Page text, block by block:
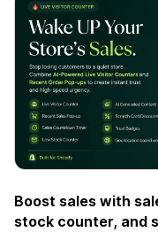
Boost sales with
stock counter, and